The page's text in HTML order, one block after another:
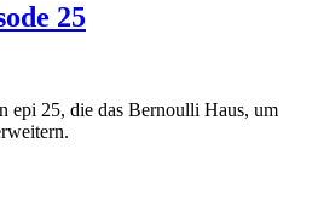
25
epi 25, die das Bernoulli Haus, um